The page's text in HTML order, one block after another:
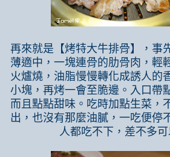
再來就是【烤特大牛排骨】，事
薄適中，一塊連骨的肋骨肉，輕
火爐燒，油脂慢慢轉化成誘人的
小塊，再烤一會至脆邊。入口帶
而且點點甜味。吃時加點生菜，
出，也沒有那麼油膩，一吃便停
人都吃不下，差不多可